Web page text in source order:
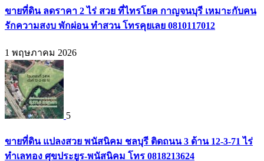
ขายที่ดิน ลดราคา 2 ไร่ สวย ที่ไทรโยค กาญจนบุรี เหมาะกับคน
รักความสงบ พักผ่อน ทำสวน โทรคุยเลย 0810117012
1 พฤษภาคม 2026
5
ขายที่ดิน แปลงสวย พนัสนิคม ชลบุรี ติดถนน 3 ด้าน 12-3-71 ไร่
ทำเลทอง ศุขประยูร-พนัสนิคม โทร 0818213624